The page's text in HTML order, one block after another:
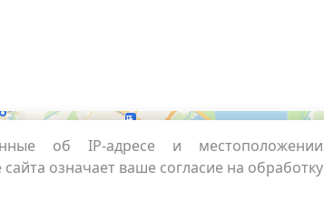
об IP-адресе и местоположении
означает ваше согласие на обработку